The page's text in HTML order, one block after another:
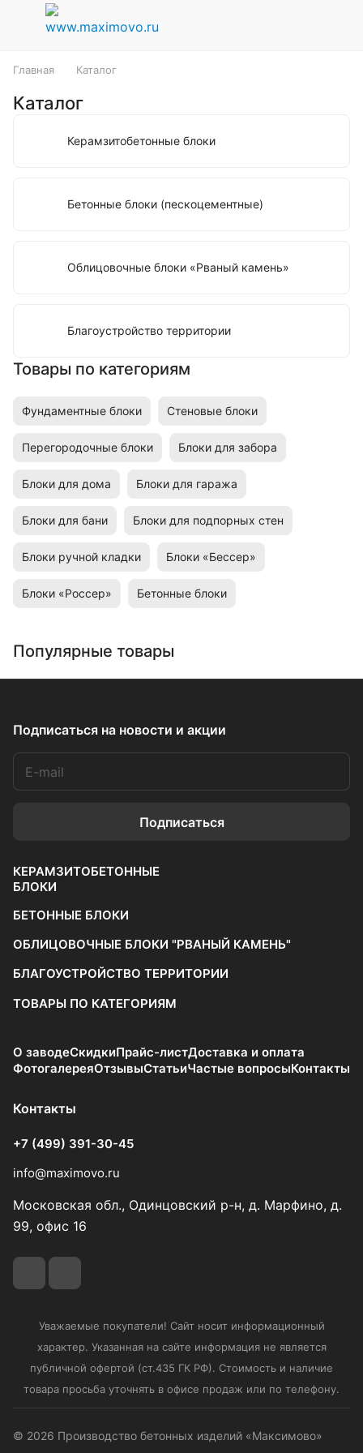
Главная Каталог
Каталог
Керамзитобетонные блоки
Бетонные блоки (пескоцементные)
Облицовочные блоки «Рваный камень»
Благоустройство территории
Товары по категориям
Фундаментные блоки Стеновые блоки
Перегородочные блоки Блоки для забора
Блоки для дома Блоки для гаража
Блоки для бани Блоки для подпорных стен
Блоки ручной кладки Блоки «Бессер»
Блоки «Россер» Бетонные блоки
Популярные товары
Подписаться на новости и акции
Подписаться
КЕРАМЗИТОБЕТОННЫЕ
БЛОКИ
БЕТОННЫЕ БЛОКИ
ОБЛИЦОВОЧНЫЕ БЛОКИ "РВАНЫЙ КАМЕНЬ"
БЛАГОУСТРОЙСТВО ТЕРРИТОРИИ
ТОВАРЫ ПО КАТЕГОРИЯМ
О заводеСкидкиПрайс-листДоставка и оплата
ФотогалереяОтзывыСтатьиЧастые вопросыКонтакты
Контакты
+7 (499) 391-30-45
info@maximovo.ru
Московская обл., Одинцовский р-н, д. Марфино, д.
99, офис 16
Уважаемые покупатели! Сайт носит информационный
характер. Указанная на сайте информация не является
публичной офертой (ст.435 ГК РФ). Стоимость и наличие
товара просьба уточнять в офисе продаж или по телефону.
© 2026 Производство бетонных изделий «Максимово»